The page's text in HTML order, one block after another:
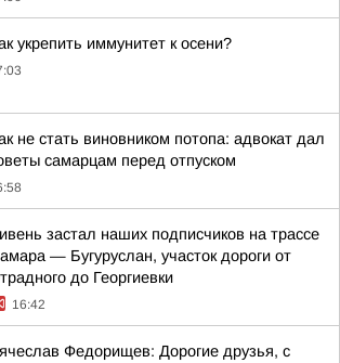
укрепить иммунитет к осени?
не стать виновником потопа: адвокат дал
самарцам перед отпуском
застал наших подписчиков на трассе
— Бугуруслан, участок дороги от
до Георгиевки
16:42
Федорищев: Дорогие друзья, с